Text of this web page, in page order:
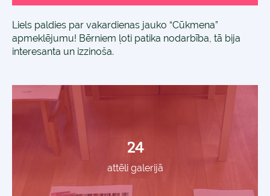
Liels paldies par vakardienas jauko “Cūkmena”
apmeklējumu! Bērniem ļoti patika nodarbība, tā bija
interesanta un izzinoša.
24
attēli galerijā